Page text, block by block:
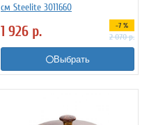
см Steelite 3011660
1 926 р. -7 %
2 070р.
Выбрать